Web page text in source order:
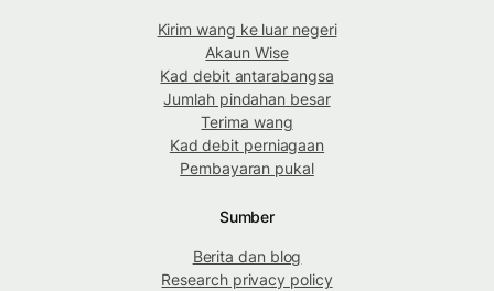
Kirim wang ke luar negeri
Akaun Wise
Kad debit antarabangsa
Jumlah pindahan besar
Terima wang
Kad debit perniagaan
Pembayaran pukal
Sumber
Berita dan blog
Research privacy policy